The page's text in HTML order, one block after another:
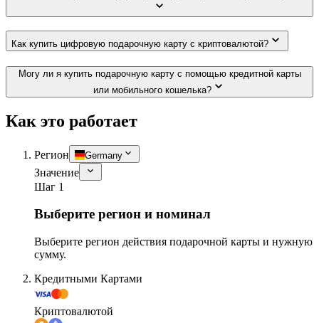
Как купить цифровую подарочную карту с криптовалютой?
Могу ли я купить подарочную карту с помощью кредитной карты
или мобильного кошелька?
Как это работает
Регион Germany
Значение
Шаг 1
Выберите регион и номинал
Выберите регион действия подарочной карты и нужную
сумму.
Кредитными Картами
Криптовалютой